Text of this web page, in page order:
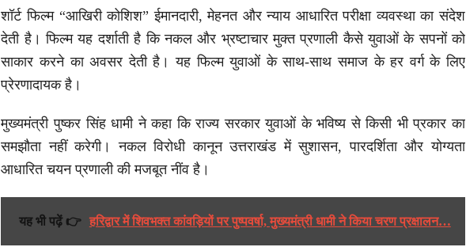
शॉर्ट फिल्म “आखिरी कोशिश” ईमानदारी, मेहनत और न्याय आधारित परीक्षा व्यवस्था का संदेश
देती है। फिल्म यह दर्शाती है कि नकल और भ्रष्टाचार मुक्त प्रणाली कैसे युवाओं के सपनों को
साकार करने का अवसर देती है। यह फिल्म युवाओं के साथ-साथ समाज के हर वर्ग के लिए
प्रेरणादायक है।
मुख्यमंत्री पुष्कर सिंह धामी ने कहा कि राज्य सरकार युवाओं के भविष्य से किसी भी प्रकार का
समझौता नहीं करेगी। नकल विरोधी कानून उत्तराखंड में सुशासन, पारदर्शिता और योग्यता
आधारित चयन प्रणाली की मजबूत नींव है।
यह भी पढ़ें 👉 हरिद्वार में शिवभक्त कांवड़ियों पर पुष्पवर्षा, मुख्यमंत्री धामी ने किया चरण प्रक्षालन…